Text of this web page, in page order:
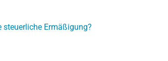
Ermäßigung?